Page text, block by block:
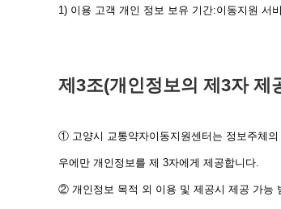
1) 이용 고객 개인 정보 보유 기간:이동지원 서
제3조(개인정보의 제3자 제
① 고양시 교통약자이동지원센터는 정보주체
우에만 개인정보를 제 3자에게 제공합니다.
② 개인정보 목적 외 이용 및 제공시 제공 가능